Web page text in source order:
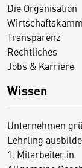
Die Organisation
Transparenz
Rechtliches
Jobs & Karriere
Wissen
Unternehmen
Lehrling
1. Mitarbeiter:in